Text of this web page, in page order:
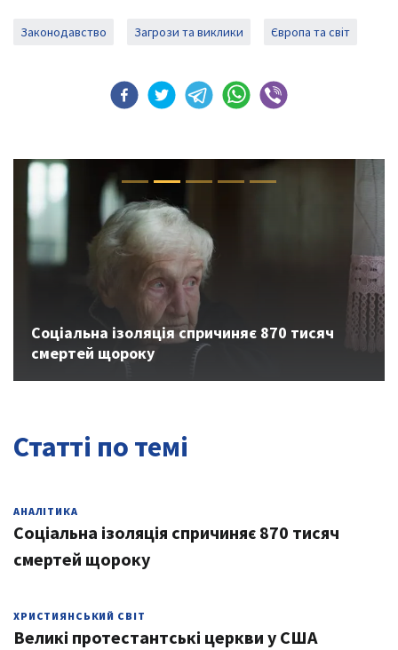
Законодавство Загрози та виклики Європа та світ
Соціальна ізоляція спричиняє 870 тисяч
смертей щороку
Previous
Статті по темі
АНАЛІТИКА
Соціальна ізоляція спричиняє 870 тисяч
смертей щороку
ХРИСТИЯНСЬКИЙ СВІТ
Великі протестантські церкви у США